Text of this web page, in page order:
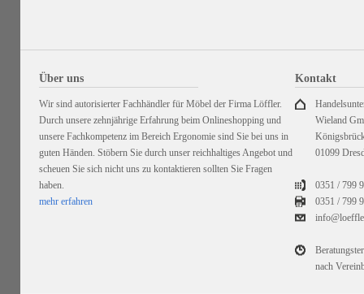
Über uns
Wir sind autorisierter Fachhändler für Möbel der Firma Löffler.
Durch unsere zehnjährige Erfahrung beim Onlineshopping und
unsere Fachkompetenz im Bereich Ergonomie sind Sie bei uns in
guten Händen. Stöbern Sie durch unser reichhaltiges Angebot und
scheuen Sie sich nicht uns zu kontaktieren sollten Sie Fragen
haben.
mehr erfahren
Kontakt
Wieland
01099
0351 / 799
0351 /799
nach